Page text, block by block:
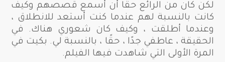
لكن كان من الرائع حقًا أن أسمع قصصهم وكيف
كانت بالنسبة لهم عندما كنت أستعد للانطلاق ،
وعندما أطلقت ، وكيف كان شعوري هناك. في
الحقيقة ، عاطفي جدًا ، حقًا ، بالنسبة لي. بكيت في
المرة الأولى التي شاهدت فيها الفيلم.